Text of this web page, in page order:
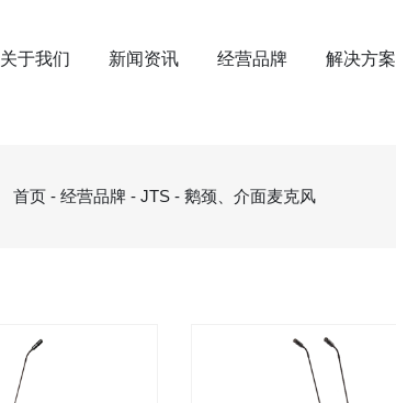
关于我们 新闻资讯 经营品牌 解决方案
首页 - 经营品牌 - JTS - 鹅颈、介面麦克风